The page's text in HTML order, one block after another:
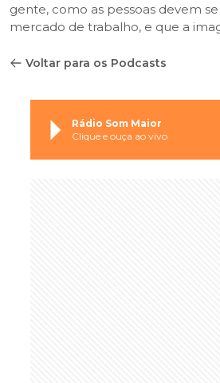
gente, como as pessoas devem
mercado de trabalho, e que a
Voltar para os Podcasts
Rádio Som Maior
Clique e ouça ao vivo